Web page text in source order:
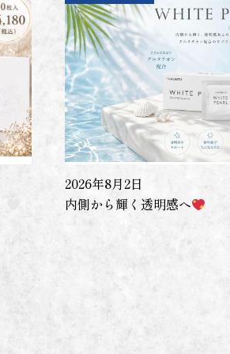
2026年8月2日
内側から輝く透明感へ